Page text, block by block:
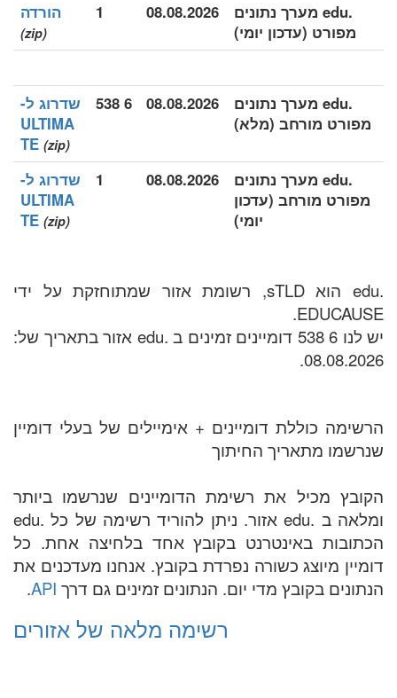
.edu מערך נתונים
מפורט (עדכון יומי)
08.08.2026
1 הורדה
(zip)
.edu מערך נתונים
מפורט מורחב (מלא)
08.08.2026
6 538
שדרוג ל-
ULTIMA
TE (zip)
.edu מערך נתונים
מפורט מורחב (עדכון
יומי)
08.08.2026
1
שדרוג ל-
ULTIMA
TE (zip)
.edu הוא sTLD, רשומת אזור שמתוחזקת על ידי
EDUCAUSE.
יש לנו 6 538 דומיינים זמינים ב .edu אזור בתאריך של:
08.08.2026.
הרשימה כוללת דומיינים + אימיילים של בעלי דומיין
שנרשמו מתאריך החיתוך
הקובץ מכיל את רשימת הדומיינים שנרשמו ביותר
ומלאה ב .edu אזור. ניתן להוריד רשימה של כל .edu
הכתובות באינטרנט בקובץ אחד בלחיצה אחת. כל
דומיין מיוצג כשורה נפרדת בקובץ. אנחנו מעדכנים את
הנתונים בקובץ מדי יום. הנתונים זמינים גם דרך API
.
רשימה מלאה של אזורים